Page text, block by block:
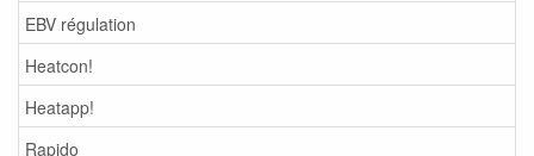
EBV régulation
Heatcon!
Heatapp!
Rapido